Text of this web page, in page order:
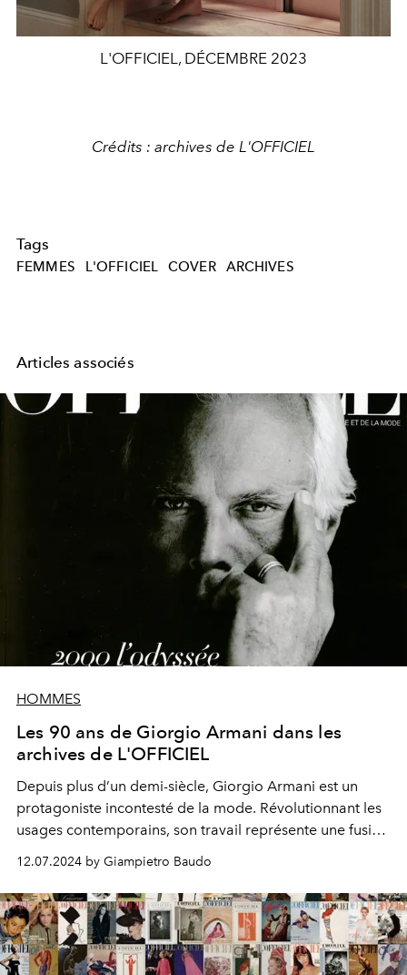
L'OFFICIEL, DÉCEMBRE 2023
Crédits : archives de L'OFFICIEL
Tags
FEMMES L'OFFICIEL COVER ARCHIVES
Articles associés
HOMMES
Les 90 ans de Giorgio Armani dans les
archives de L'OFFICIEL
Depuis plus d’un demi-siècle, Giorgio Armani est un
protagoniste incontesté de la mode. Révolutionnant les
usages contemporains, son travail représente une fusion
élégante entre le classique et le moderne déconstruit.
12.07.2024 by Giampietro Baudo